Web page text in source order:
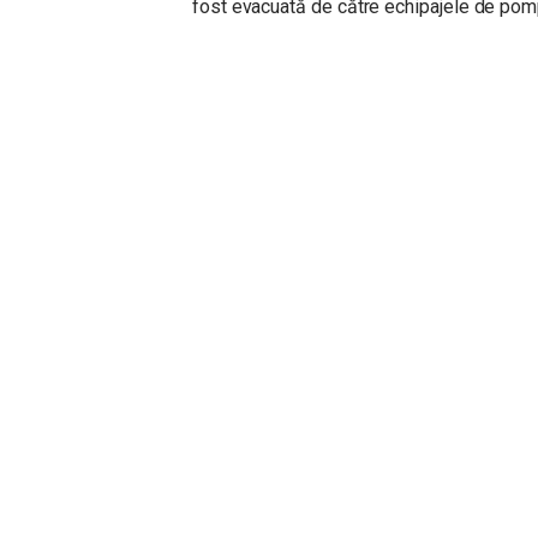
fost evacuată de către echipajele de